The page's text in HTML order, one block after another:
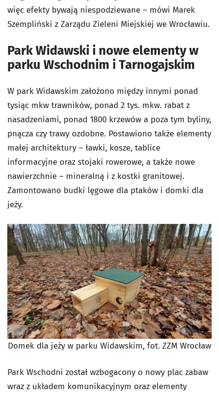
więc efekty bywają niespodziewane – mówi Marek
Szempliński z Zarządu Zieleni Miejskiej we Wrocławiu.
Park Widawski i nowe elementy w
parku Wschodnim i Tarnogajskim
W park Widawskim założono między innymi ponad
tysiąc mkw trawników, ponad 2 tys. mkw. rabat z
nasadzeniami, ponad 1800 krzewów a poza tym byliny,
pnącza czy trawy ozdobne. Postawiono także elementy
małej architektury – ławki, kosze, tablice
informacyjne oraz stojaki rowerowe, a także nowe
nawierzchnie – mineralną i z kostki granitowej.
Zamontowano budki lęgowe dla ptaków i domki dla
jeży.
Domek dla jeży w parku Widawskim, fot. ZZM Wrocław
Park Wschodni został wzbogacony o nowy plac zabaw
wraz z układem komunikacyjnym oraz elementy